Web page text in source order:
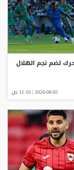
لضم نجم الهلال
2026-08-05 | 11:10 ص